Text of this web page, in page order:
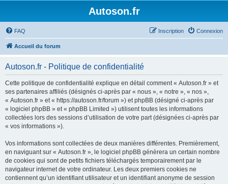
Autoson.fr
FAQ Connexion
Inscription
Accueil du forum
Autoson.fr - Politique de confidentialité
Cette politique de confidentialité explique en détail comment « Autoson.fr » et
ses partenaires affiliés (désignés ci-après par « nous », « notre », « nos »,
« Autoson.fr » et « https://autoson.fr/forum ») et phpBB (désigné ci-après par
« logiciel phpBB » et « phpBB Limited ») utilisent toutes les informations
collectées lors des sessions d’utilisation de votre part (désignées ci-après par
« vos informations »).
Vos informations sont collectées de deux manières différentes. Premièrement,
en naviguant sur « Autoson.fr », le logiciel phpBB génèrera un certain nombre
de cookies qui sont de petits fichiers téléchargés temporairement par le
navigateur internet de votre ordinateur. Les deux premiers cookies ne
contiennent qu’un identifiant utilisateur et un identifiant anonyme de session